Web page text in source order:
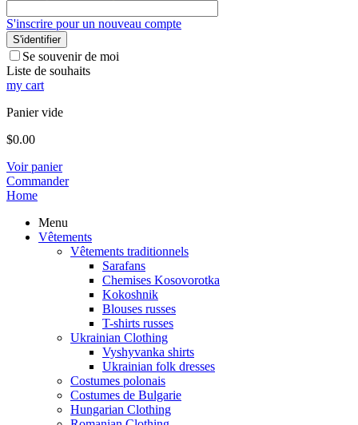
S'inscrire pour un nouveau compte
S'identifier
Se souvenir de moi
Liste de souhaits
my cart
Panier vide
$0.00
Voir panier
Commander
Home
Menu
Vêtements
Vêtements traditionnels
Sarafans
Chemises Kosovorotka
Kokoshnik
Blouses russes
T-shirts russes
Ukrainian Clothing
Vyshyvanka shirts
Ukrainian folk dresses
Costumes polonais
Costumes de Bulgarie
Hungarian Clothing